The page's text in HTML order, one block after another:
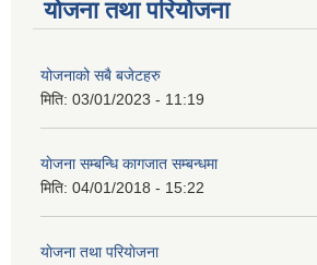
योजना तथा परियोजना
योजनाको सबै बजेटहरु
मिति: 03/01/2023 - 11:19
याेजना सम्बन्धि कागजात सम्बन्धमा
मिति: 04/01/2018 - 15:22
याेजना तथा परियाेजना